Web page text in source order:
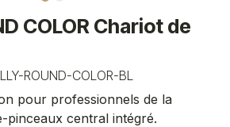
COLOR Chariot de
ROUND-COLOR-BL
pour professionnels de la
central intégré.